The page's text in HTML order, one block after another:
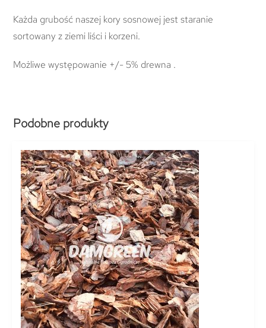
Każda grubość naszej kory sosnowej jest staranie
sortowany z ziemi liści i korzeni.
Możliwe występowanie +/- 5% drewna .
Podobne produkty